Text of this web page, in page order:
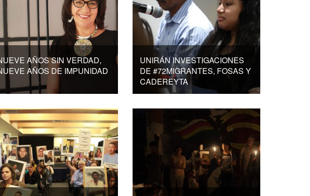
AÑOS SIN VERDAD,
AÑOS DE IMPUNIDAD
UNIRÁN INVESTIGACIONES
DE #72MIGRANTES, FOSAS Y
CADEREYTA